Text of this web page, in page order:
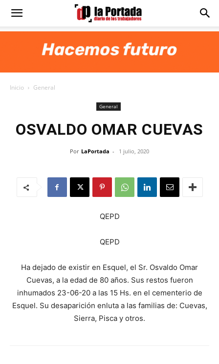
Diario
Inicio General
General
OSVALDO OMAR CUEVAS
Por LaPortada - 1 julio, 2020
QEPD
QEPD
Ha dejado de existir en Esquel, el Sr. Osvaldo Omar
Cuevas, a la edad de 80 años. Sus restos fueron
inhumados 23-06-20 a las 15 Hs. en el cementerio de
Esquel. Su desaparición enluta a las familias de: Cuevas,
Sierra, Pisca y otros.